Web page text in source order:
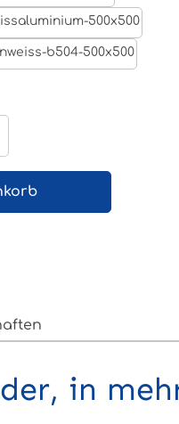
RAL 9006
Gib den
in